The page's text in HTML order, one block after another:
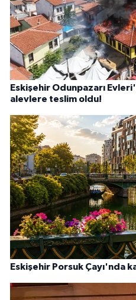
Eskişehir Odunpazarı
alevlere teslim oldu!
Eskişehir Porsuk Çayı'nda